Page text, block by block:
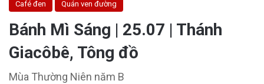
Café đen Quán ven đường
Bánh Mì Sáng | 25.07 | Thánh
Giacôbê, Tông đồ
Mùa Thường Niên năm B